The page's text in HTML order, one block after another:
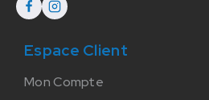
Espace Client
Mon Compte